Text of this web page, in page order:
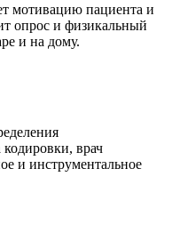
мотивацию пациента и
опрос и физикальный
и на дому.
врач
и инструментальное